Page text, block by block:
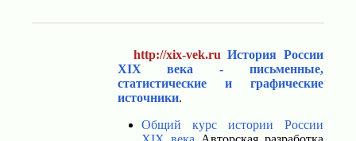
http://xix-vek.ru История России
XIX века - письменные,
статистические и графические
источники.
Общий курс истории России